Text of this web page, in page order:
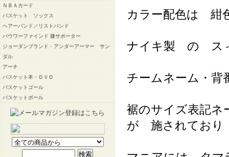
ＮＢＡカード
バスケット ソックス
ヘアーバンド／リストバンド
バウワーファインド 膝サポーター
ジョーダンブランド・アンダーアーマー サン
ダル
アーチ
バスケット本・ＤＶＤ
バスケットゴール
バスケットボール
カラー配色は 紺
ナイキ製 の ス
チームネーム・
裾のサイズ表記
が 施されており